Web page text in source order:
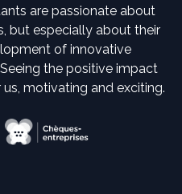
are passionate about
but especially about their
of innovative
the positive impact
motivating and exciting.